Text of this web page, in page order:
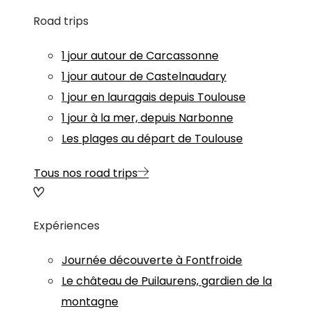
Road trips
1 jour autour de Carcassonne
1 jour autour de Castelnaudary
1 jour en lauragais depuis Toulouse
1 jour à la mer, depuis Narbonne
Les plages au départ de Toulouse
Tous nos road trips
Expériences
Journée découverte à Fontfroide
Le château de Puilaurens, gardien de la
montagne